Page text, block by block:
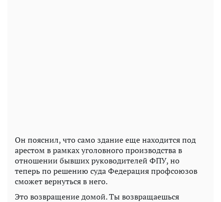
Он пояснил, что само здание еще находится под
арестом в рамках уголовного производства в
отношении бывших руководителей ФПУ, но
теперь по решению суда Федерация профсоюзов
сможет вернуться в него.
Это возвращение домой. Ты возвращаешься